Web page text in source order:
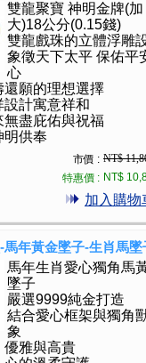
雙龍聚寶 神明金牌(加
大)18公分(0.15錢)
雙龍戲珠的立體浮雕
象徵天下太平 保佑平
心
還願的理想選擇
設計寓意祥和
無盡庇佑與祝福
明供奉
市價 : NT$
特惠價 : NT$
加入購物
馬年黃金墜子-生肖馬墜
馬年生肖愛心獨角馬
墜子
嚴選9999純金打造
結合愛心框架與獨角
象
優雅與高貴